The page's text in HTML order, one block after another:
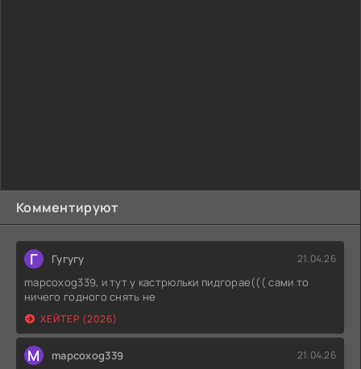
Комментируют
Г Гугугу 21.04.26
mapcoxog339, и тут у кастрюльки пидгорае((( сами то
ничего годного снять не
ХЕЙТЕР (2026)
M mapcoxog339 21.04.26